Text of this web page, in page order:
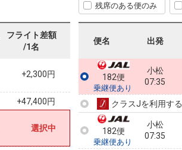
フライト差額
/1名
+8,900円
+47,400円
+2,300円
+47,400円
選択中
残席のある便のみ
便名 出発
182便
乗継便あり
小松
07:35
クラスJを利用する
182便
乗継便あり
小松
07:35